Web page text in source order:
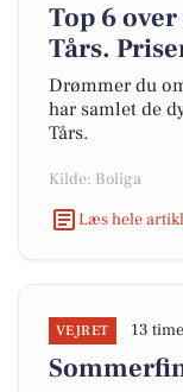
Top 6
Tårs.
Drømmer du
har samlet de
Tårs.
Kilde: Boliga
Læs hele
VEJRET 13